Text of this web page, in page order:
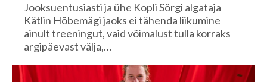
Jooksuentusiasti ja ühe Kopli Sörgi algataja
Kätlin Hõbemägi jaoks ei tähenda liikumine
ainult treeningut, vaid võimalust tulla korraks
argipäevast välja,…